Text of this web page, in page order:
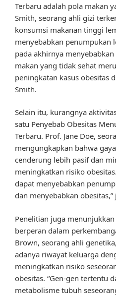
Terbaru adalah pola makan
Smith, seorang ahli gizi
konsumsi makanan tinggi
menyebabkan penumpukan
pada akhirnya menyebabkan
makan yang tidak sehat
peningkatan kasus obesitas
Smith.
Selain itu, kurangnya
satu Penyebab Obesitas
Terbaru. Prof. Jane Doe,
mengungkapkan bahwa
cenderung lebih pasif dan
meningkatkan risiko
dapat menyebabkan
dan menyebabkan obesitas,”
Penelitian juga
berperan dalam
Brown, seorang ahli
adanya riwayat keluarga
meningkatkan risiko
obesitas. “Gen-gen tertentu
metabolisme tubuh